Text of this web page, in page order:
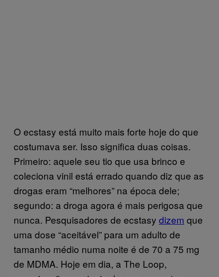
O ecstasy está muito mais forte hoje do que
costumava ser. Isso significa duas coisas.
Primeiro: aquele seu tio que usa brinco e
coleciona vinil está errado quando diz que as
drogas eram “melhores” na época dele;
segundo: a droga agora é mais perigosa que
nunca. Pesquisadores de ecstasy dizem que
uma dose “aceitável” para um adulto de
tamanho médio numa noite é de 70 a 75 mg
de MDMA. Hoje em dia, a The Loop,